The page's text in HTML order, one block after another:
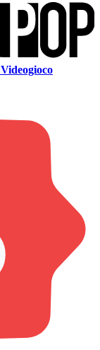
Videogioco